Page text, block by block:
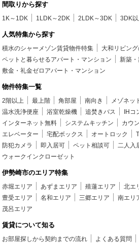
間取りから探す
1K～1DK 1LDK～2DK 2LDK～3DK 3DK
人気特集から探す
積水のシャーメゾン賃貸物件特集
大和リビン
ペットと暮らせるアパート・マンション
新築
敷金・礼金ゼロアパート・マンション
物件特集一覧
2階以上 最上階 角部屋 南向き メゾネッ
温水洗浄便座
浴室乾燥機 追焚きバス IHコ
インターネット無料
システムキッチン カウ
エレベーター
宅配ボックス オートロック
防犯カメラ
即入居可 ペット相談可
二人入
ウォークインクローゼット
伊勢崎市のエリア特集
赤堀エリア あずまエリア 殖蓮エリア 北エ
豊受エリア
名和エリア 三郷エリア 南エリ
茂呂エリア
賃貸について知る
お部屋探しから契約までの流れ よくある質問